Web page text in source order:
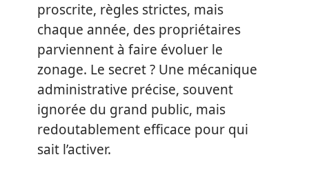
proscrite, règles strictes, mais
chaque année, des propriétaires
parviennent à faire évoluer le
zonage. Le secret ? Une mécanique
administrative précise, souvent
ignorée du grand public, mais
redoutablement efficace pour qui
sait l’activer.